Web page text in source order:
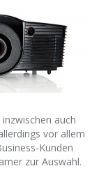
inzwischen auch
vor allem
Kunden
zur Auswahl.